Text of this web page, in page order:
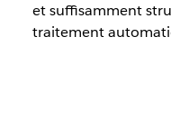
et suffisamment
traitement